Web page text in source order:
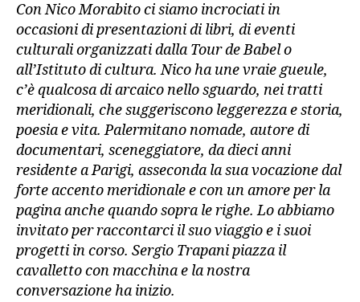
Con Nico Morabito ci siamo incrociati in
occasioni di presentazioni di libri, di eventi
culturali organizzati dalla Tour de Babel o
all’Istituto di cultura. Nico ha une vraie gueule,
c’è qualcosa di arcaico nello sguardo, nei tratti
meridionali, che suggeriscono leggerezza e storia,
poesia e vita. Palermitano nomade, autore di
documentari, sceneggiatore, da dieci anni
residente a Parigi, asseconda la sua vocazione dal
forte accento meridionale e con un amore per la
pagina anche quando sopra le righe. Lo abbiamo
invitato per raccontarci il suo viaggio e i suoi
progetti in corso. Sergio Trapani piazza il
cavalletto con macchina e la nostra
conversazione ha inizio.